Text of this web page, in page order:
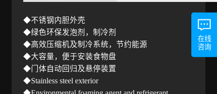
◆不锈钢内胆外壳
◆绿色环保发泡剂，制冷剂
◆高效压缩机及制冷系统，节约能源
◆大容量，便于安装食物盘
◆门体自动回归及悬停装置
◆Stainless steel exterior
在线
咨询